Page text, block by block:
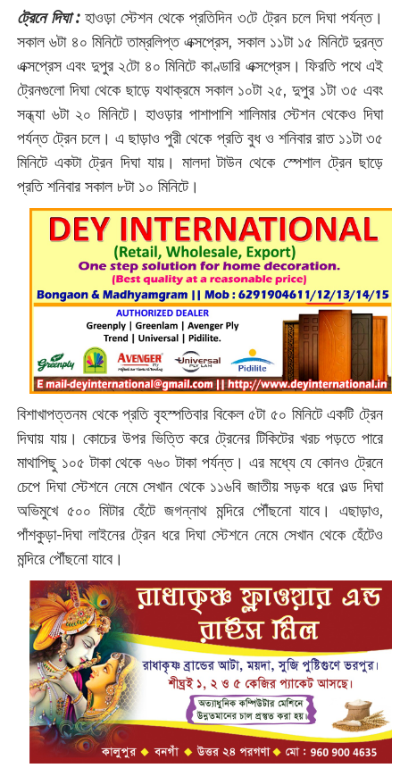
ট্রেনে দিঘা :হাওড়া স্টেশন থেকে প্রতিদিন ৩টে ট্রেন চলে দিঘা পর্যন্ত।
সকাল ৬টা ৪০ মিনিটে তাম্রলিপ্ত এক্সপ্রেস, সকাল ১১টা ১৫ মিনিটে দুরন্ত
এক্সপ্রেস এবং দুপুর ২টো ৪০ মিনিটে কাণ্ডারি এক্সপ্রেস। ফিরতি পথে এই
ট্রেনগুলো দিঘা থেকে ছাড়ে যথাক্রমে সকাল ১০টা ২৫, দুপুর ১টা ৩৫ এবং
সন্ধ্যা ৬টা ২০ মিনিটে। হাওড়ার পাশাপাশি শালিমার স্টেশন থেকেও দিঘা
পর্যন্ত ট্রেন চলে। এ ছাড়াও পুরী থেকে প্রতি বুধ ও শনিবার রাত ১১টা ৩৫
মিনিটে একটা ট্রেন দিঘা যায়। মালদা টাউন থেকে স্পেশাল ট্রেন ছাড়ে
প্রতি শনিবার সকাল ৮টা ১০ মিনিটে।
বিশাখাপত্তনম থেকে প্রতি বৃহস্পতিবার বিকেল ৫টা ৫০ মিনিটে একটি ট্রেন
দিঘায় যায়। কোচের উপর ভিত্তি করে ট্রেনের টিকিটের খরচ পড়তে পারে
মাথাপিছু ১০৫ টাকা থেকে ৭৬০ টাকা পর্যন্ত। এর মধ্যে যে কোনও ট্রেনে
চেপে দিঘা স্টেশনে নেমে সেখান থেকে ১১৬বি জাতীয় সড়ক ধরে ওল্ড দিঘা
অভিমুখে ৫০০ মিটার হেঁটে জগন্নাথ মন্দিরে পৌঁছনো যাবে। এছাড়াও,
পাঁশকুড়া-দিঘা লাইনের ট্রেন ধরে দিঘা স্টেশনে নেমে সেখান থেকে হেঁটেও
মন্দিরে পৌঁছনো যাবে।